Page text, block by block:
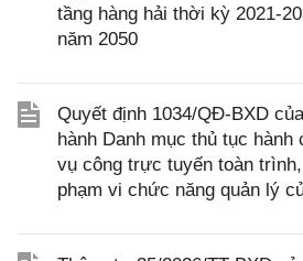
tầng hàng hải thời kỳ 2021-
năm 2050
Quyết định 1034/QĐ-BXD
hành Danh mục thủ tục hành
vụ công trực tuyến toàn
phạm vi chức năng quản lý